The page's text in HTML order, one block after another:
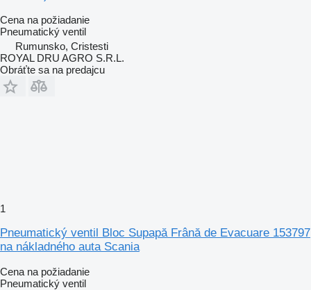
Cena na požiadanie
Pneumatický ventil
Rumunsko, Cristesti
ROYAL DRU AGRO S.R.L.
Obráťte sa na predajcu
1
Pneumatický ventil Bloc Supapă Frână de Evacuare 153797
na nákladného auta Scania
Cena na požiadanie
Pneumatický ventil